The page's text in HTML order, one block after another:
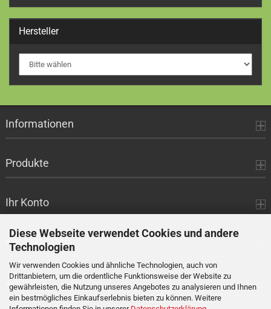
Diese Webseite verwendet Cookies und andere
Technologien
Wir verwenden Cookies und ähnliche Technologien, auch von
Drittanbietern, um die ordentliche Funktionsweise der Website zu
gewährleisten, die Nutzung unseres Angebotes zu analysieren und Ihnen
ein bestmögliches Einkaufserlebnis bieten zu können. Weitere
Hersteller
Informationen
Produkte
Ihr Konto
Kontaktdaten
Zahlung